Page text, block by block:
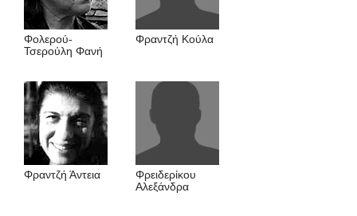
Φολερού-
Τσερούλη Φανή
Φραντζή Kούλα
Φραντζή Άντεια
Φρειδερίκου
Αλεξάνδρα